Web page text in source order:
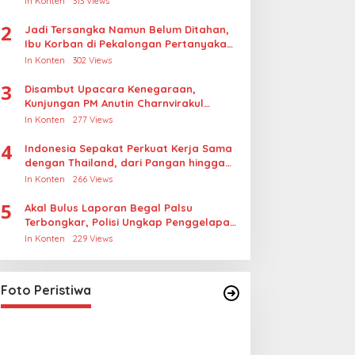
2
Jadi Tersangka Namun Belum Ditahan,
Ibu Korban di Pekalongan Pertanyakan
Keseriusan Polisi Tangani Kasus
In Konten 302 Views
3
Disambut Upacara Kenegaraan,
Kunjungan PM Anutin Charnvirakul
Perkuat Hubungan Indonesia-Thailand
In Konten 277 Views
4
Indonesia Sepakat Perkuat Kerja Sama
dengan Thailand, dari Pangan hingga
Ekonomi Digital
In Konten 266 Views
5
Akal Bulus Laporan Begal Palsu
Terbongkar, Polisi Ungkap Penggelapan
Uang Perusahaan untuk Crypto
In Konten 229 Views
Foto Peristiwa